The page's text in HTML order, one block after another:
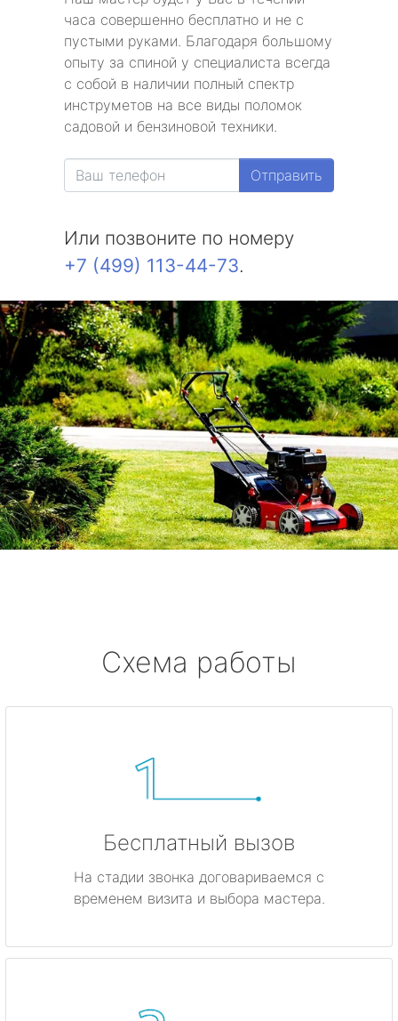
часа совершенно бесплатно и не с
пустыми руками. Благодаря большому
опыту за спиной у специалиста всегда
с собой в наличии полный спектр
инструметов на все виды поломок
садовой и бензиновой техники.
Отправить
Или позвоните по номеру
+7 (499) 113-44-73.
Схема работы
Бесплатный вызов
На стадии звонка договариваемся с
временем визита и выбора мастера.